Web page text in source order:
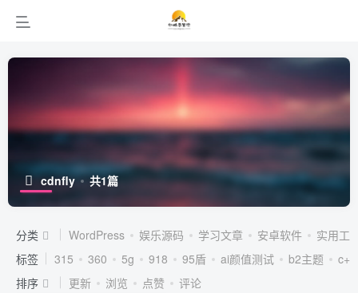
cdnfly 共1篇
分类 WordPress 娱乐源码 学习文章 安卓软件
实用工
标签
315 360 5g 918 95盾 ai颜值测试 b2主题
c++
排序
更新 浏览 点赞 评论